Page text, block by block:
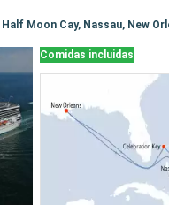
Moon Cay, Nassau, New
Comidas incluidas